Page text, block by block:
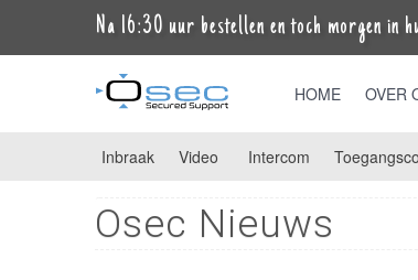
Na 16:30 uur bestellen en toch morgen in
HOME OVER
Inbraak Video Intercom
Osec Nieuws